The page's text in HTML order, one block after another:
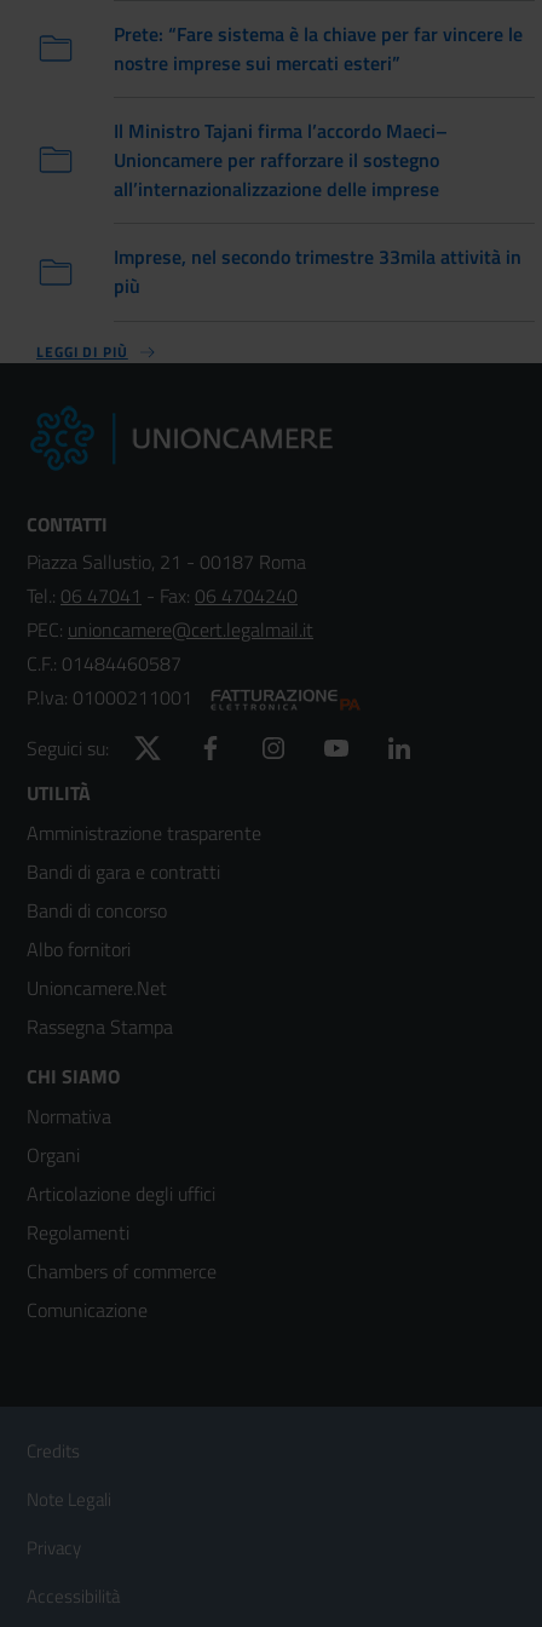
Prete: “Fare sistema è la chiave per far vincere le
nostre imprese sui mercati esteri”
Il Ministro Tajani firma l’accordo Maeci–
Unioncamere per rafforzare il sostegno
all’internazionalizzazione delle imprese
Imprese, nel secondo trimestre 33mila attività in
più
LEGGI DI PIÙ
CONTATTI
Piazza Sallustio, 21 - 00187 Roma
Tel.: 06 47041 - Fax: 06 4704240
PEC: unioncamere@cert.legalmail.it
C.F.: 01484460587
P.Iva: 01000211001
Seguici su:
Twitter Facebook Instagram YouTube
Footer
menù
colonna
2
UTILITÀ
Amministrazione trasparente
Bandi di gara e contratti
Bandi di concorso
Albo fornitori
Unioncamere.Net
Rassegna Stampa
Footer
menù
colonna
3
CHI SIAMO
Normativa
Organi
Articolazione degli uffici
Regolamenti
Chambers of commerce
Comunicazione
Footer
Menù
orizzontale
Credits
Note Legali
Privacy
Accessibilità